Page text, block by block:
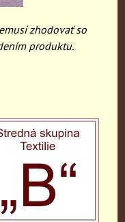
zhodovať so
produktu.